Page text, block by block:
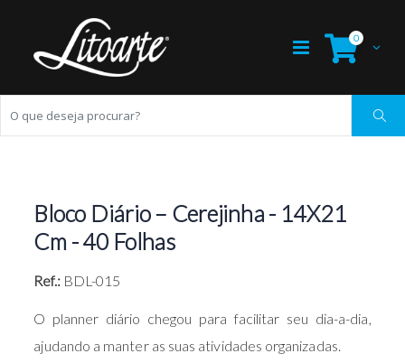
0
Bloco Diário – Cerejinha - 14X21
Cm - 40 Folhas
Ref.: BDL-015
O planner diário chegou para facilitar seu dia-a-dia,
ajudando a manter as suas atividades organizadas.